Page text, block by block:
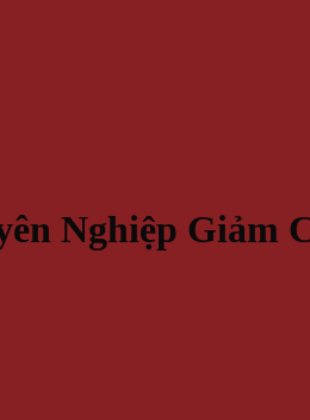
Nghiệp Giảm